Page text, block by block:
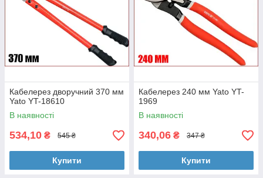
Кабелерез дворучний 370 мм
Yato YT-18610
В наявності
534,10 ₴ 545 ₴
Купити
Кабелерез 240 мм Yato YT-
1969
В наявності
340,06 ₴ 347 ₴
Купити